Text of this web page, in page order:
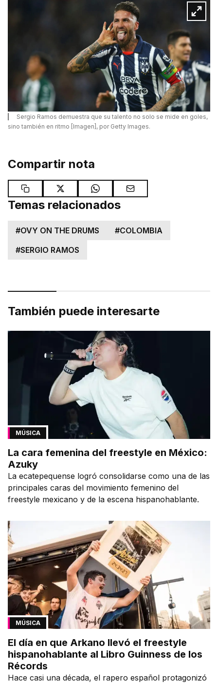
Sergio Ramos demuestra que su talento no solo se mide en goles,
sino también en ritmo [Imagen], por Getty Images.
Compartir nota
Temas relacionados
#OVY ON THE DRUMS #COLOMBIA
#SERGIO RAMOS
También puede interesarte
MÚSICA
La cara femenina del freestyle en México:
Azuky
La ecatepequense logró consolidarse como una de las
principales caras del movimiento femenino del
freestyle mexicano y de la escena hispanohablante.
MÚSICA
El día en que Arkano llevó el freestyle
hispanohablante al Libro Guinness de los
Récords
Hace casi una década, el rapero español protagonizó